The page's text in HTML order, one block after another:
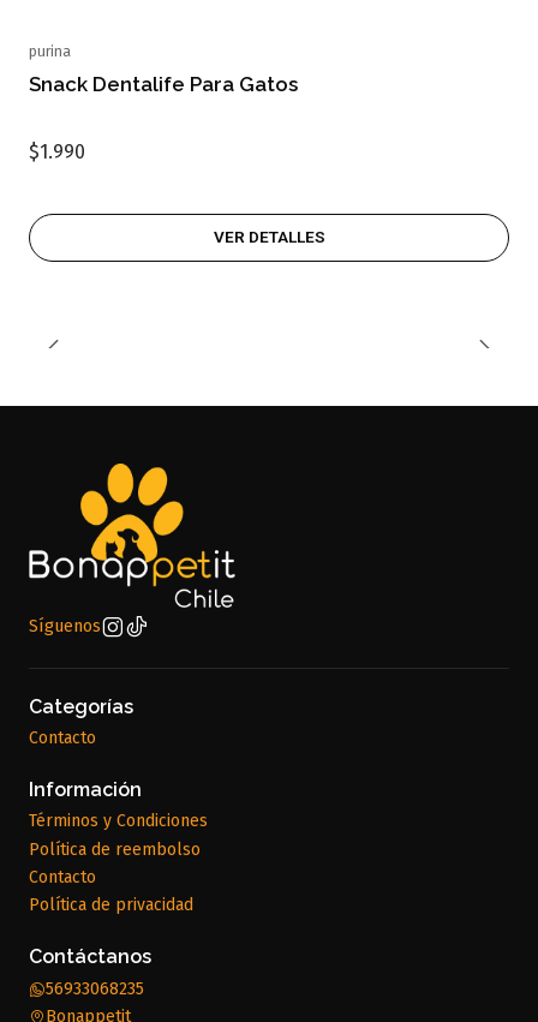
purina
Snack Dentalife Para Gatos
$1.990
VER DETALLES
Síguenos
Categorías
Contacto
Información
Términos y Condiciones
Política de reembolso
Contacto
Política de privacidad
Contáctanos
56933068235
Bonappetit